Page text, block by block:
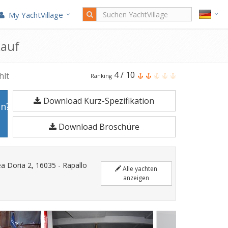
My YachtVillage
Riva
JUNIOR
ist
5,5
Meter
Motoryacht
1967
gefertigt.
Angesiedelt
Ranking 4/ 10
Download Kurz-Spezifikation
Download Broschüre
Doria 2, 16035 - Rapallo
Alle yachten
anzeigen